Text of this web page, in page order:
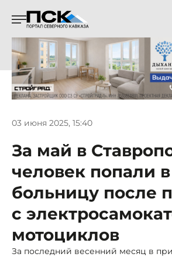
03 июня 2025, 15:40
За май в
человек попали в
больницу после
с
мотоциклов
За последний весенний месяц в